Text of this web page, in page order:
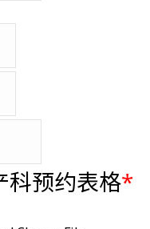
科预约表格*